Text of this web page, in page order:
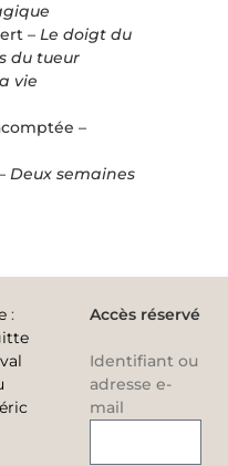
– Le doigt du
du tueur
vie
–
Deux semaines
:
Accès réservé
Identifiant ou
adresse e-
mail